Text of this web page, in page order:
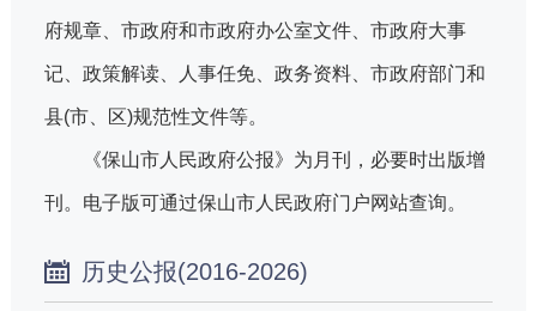
府规章、市政府和市政府办公室文件、市政府大事
记、政策解读、人事任免、政务资料、市政府部门和
县(市、区)规范性文件等。
《保山市人民政府公报》为月刊，必要时出版增
刊。电子版可通过保山市人民政府门户网站查询。
历史公报(2016-2026)